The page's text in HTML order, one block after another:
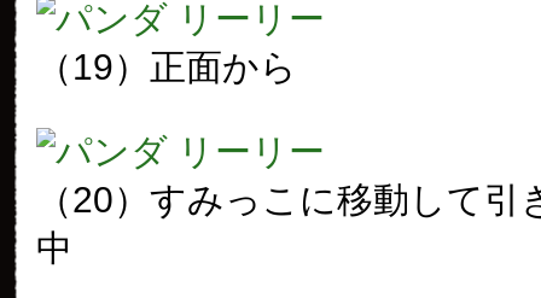
（19）正面から
（20）すみっこに移動して引
中